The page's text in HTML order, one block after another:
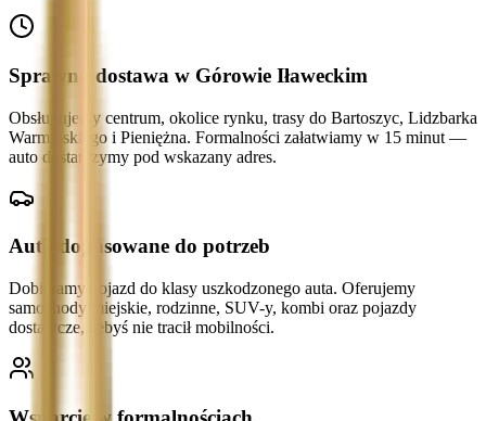
Sprawna dostawa w Górowie Iławeckim
Obsługujemy centrum, okolice rynku, trasy do Bartoszyc, Lidzbarka
Warmińskiego i Pieniężna. Formalności załatwiamy w 15 minut —
auto dostarczymy pod wskazany adres.
Auto dopasowane do potrzeb
Dobieramy pojazd do klasy uszkodzonego auta. Oferujemy
samochody miejskie, rodzinne, SUV-y, kombi oraz pojazdy
dostawcze, żebyś nie tracił mobilności.